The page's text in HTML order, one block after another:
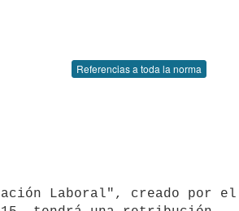
Referencias a toda la norma